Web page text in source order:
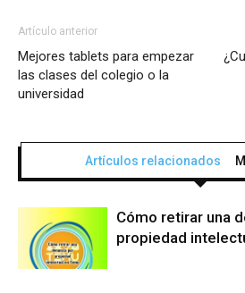
Artículo anterior
Mejores tablets para empezar
las clases del colegio o la
universidad
Artículos relacionados
Cómo retirar una
propiedad